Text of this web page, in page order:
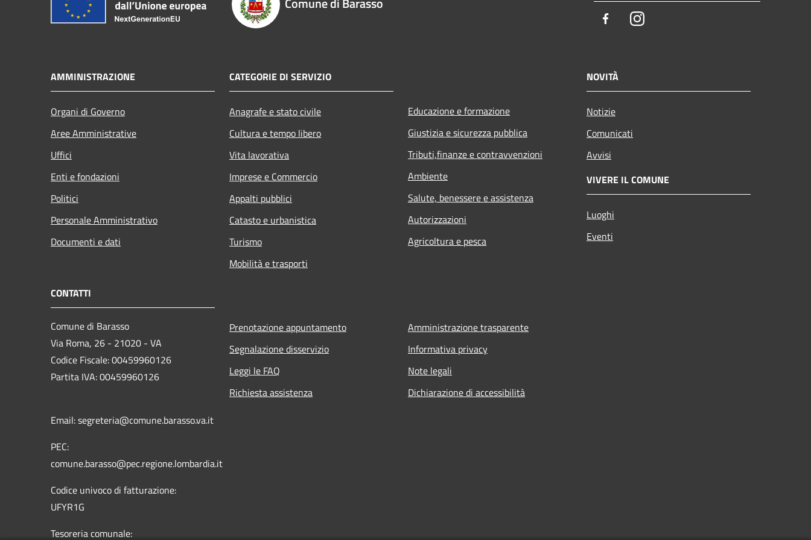
FacebookInstagram
AMMINISTRAZIONE
Organi di Governo
Aree Amministrative
Uffici
Enti e fondazioni
Politici
Personale Amministrativo
Documenti e dati
CATEGORIE DI SERVIZIO
Anagrafe e stato civile
Cultura e tempo libero
Vita lavorativa
Imprese e Commercio
Appalti pubblici
Catasto e urbanistica
Turismo
Mobilità e trasporti
Educazione e formazione
Giustizia e sicurezza pubblica
Tributi,finanze e contravvenzioni
Ambiente
Salute, benessere e assistenza
Autorizzazioni
Agricoltura e pesca
NOVITÀ
Notizie
Comunicati
Avvisi
VIVERE IL COMUNE
Luoghi
Eventi
CONTATTI
Comune di Barasso
Via Roma, 26 - 21020 - VA
Codice Fiscale: 00459960126
Partita IVA: 00459960126
Email: segreteria@comune.barasso.va.it
PEC:
comune.barasso@pec.regione.lombardia.it
Codice univoco di fatturazione:
UFYR1G
Tesoreria comunale:
Prenotazione appuntamento
Segnalazione disservizio
Leggi le FAQ
Richiesta assistenza
Amministrazione trasparente
Informativa privacy
Note legali
Dichiarazione di accessibilità